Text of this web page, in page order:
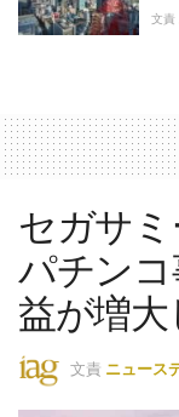
文責
セガサ
パチン
益が増
文責 ニュース